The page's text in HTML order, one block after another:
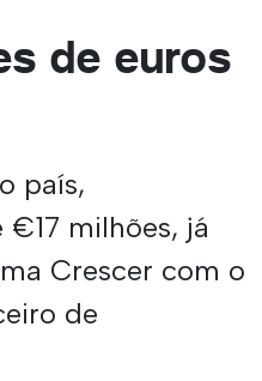
de euros
país,
milhões, já
Crescer com o
de